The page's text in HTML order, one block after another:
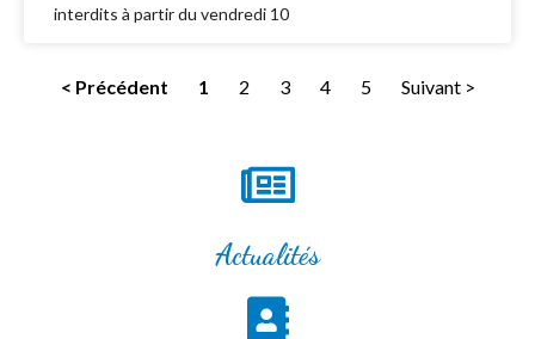
interdits à partir du vendredi 10
< Précédent 1 2 3 4 5 Suivant >
Actualités